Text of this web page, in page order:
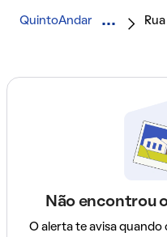
QuintoAndar
Não encontrou
O alerta te avisa